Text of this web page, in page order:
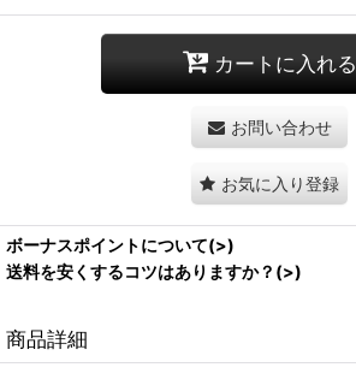
カートに入れる
お問い合わせ
お気に入り登録
ボーナスポイントについて(>)
送料を安くするコツはありますか？(>)
商品詳細